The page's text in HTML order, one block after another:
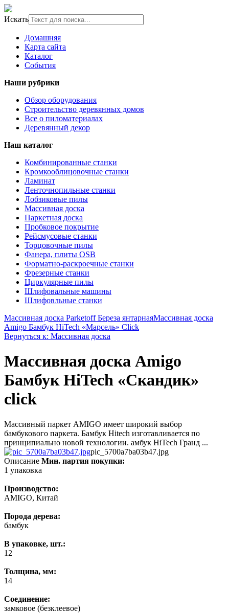
Искать
Домашняя
Карта сайта
Каталог
События
Наши рубрики
Обзор оборудования
Строительство деревянных домов
Все о пиломатериалах
Деревянный декор
Наш каталог
Комбинированные станки
Кромкооблицовочные станки
Ламинат
Ленточнопильные станки
Лобзиковые пилы
Массивная доска
Паркетная доска
Пробковое покрытие
Рейсмусовые станки
Торцовочные пилы
Фанера, плиты OSB
Форматно-раскроечные станки
Фрезерные станки
Циркулярные пилы
Шлифовальные машины
Шлифовльные станки
Массивная доска Parketoff Береза янтарнаяМассивная доска
Amigo Бамбук HiTech «Марсель» Click
Вернуться к: Массивная доска
Массивная доска Amigo
Бамбук HiTech «Скандик»
сlick
Массивный паркет AMIGO имеет широкий выбор
бамбукового паркета. Бамбук Hitech изготавливается по
принципиально новой технологии. амбук HiTech Гранд ...
pic_5700a7ba03b47.jpg
Описание Мин. партия покупки:
1 упаковка
Производство:
AMIGO, Китай
Порода дерева:
бамбук
В упаковке, шт.:
12
Толщина, мм:
14
Соединение:
замковое (безклеевое)